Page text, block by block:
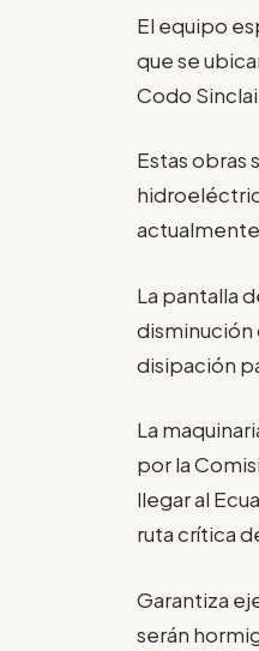
El equipo
que se
Codo
Estas obras
La pantalla
disminución
disipación
La
por la
llegar al
ruta crítica
Garantiza
serán